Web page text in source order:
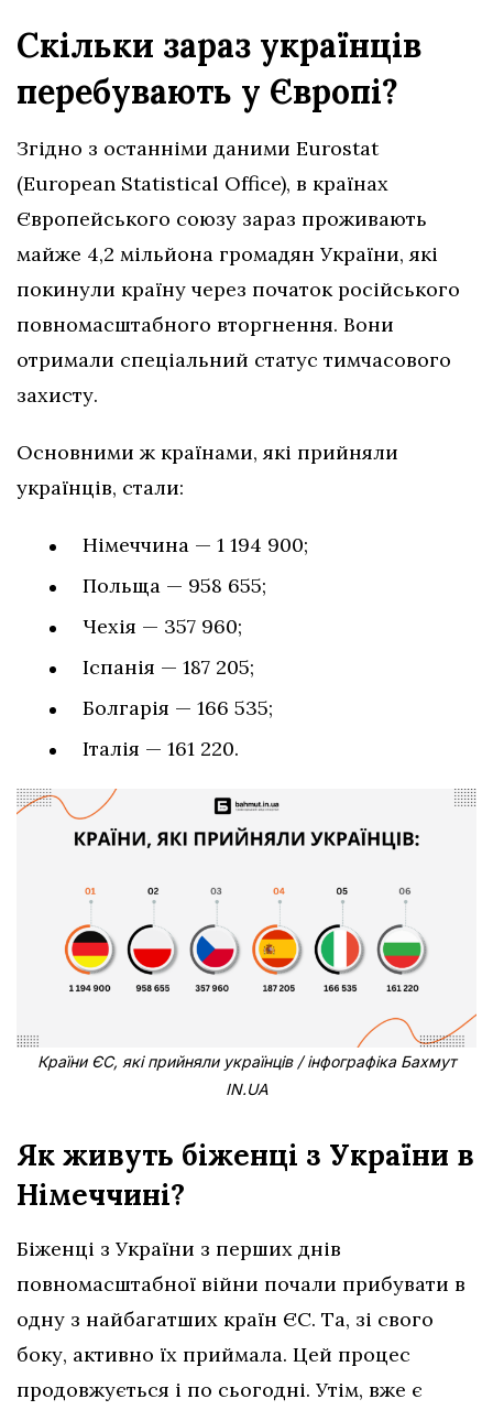
Скільки зараз українців
перебувають у Європі?
Згідно з останніми даними Eurostat
(European Statistical Office), в країнах
Європейського союзу зараз проживають
майже 4,2 мільйона громадян України, які
покинули країну через початок російського
повномасштабного вторгнення. Вони
отримали спеціальний статус тимчасового
захисту.
Основними ж країнами, які прийняли
українців, стали:
Німеччина — 1 194 900;
Польща — 958 655;
Чехія — 357 960;
Іспанія — 187 205;
Болгарія — 166 535;
Італія — 161 220.
Країни ЄС, які прийняли українців / інфографіка Бахмут
IN.UA
Як живуть біженці з України в
Німеччині?
Біженці з України з перших днів
повномасштабної війни почали прибувати в
одну з найбагатших країн ЄС. Та, зі свого
боку, активно їх приймала. Цей процес
продовжується і по сьогодні. Утім, вже є